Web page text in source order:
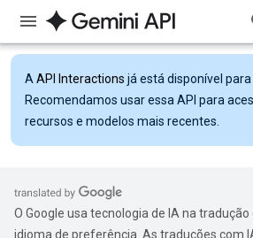
A API Interactions já está disponível
Recomendamos usar essa API para
recursos e modelos mais recentes.
O Google usa tecnologia de IA na
idioma de preferência. As traduções com